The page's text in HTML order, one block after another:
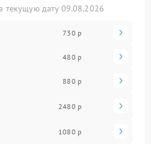
текущую дату 09.08.2026
730 р
480 р
880 р
2480 р
1080 р